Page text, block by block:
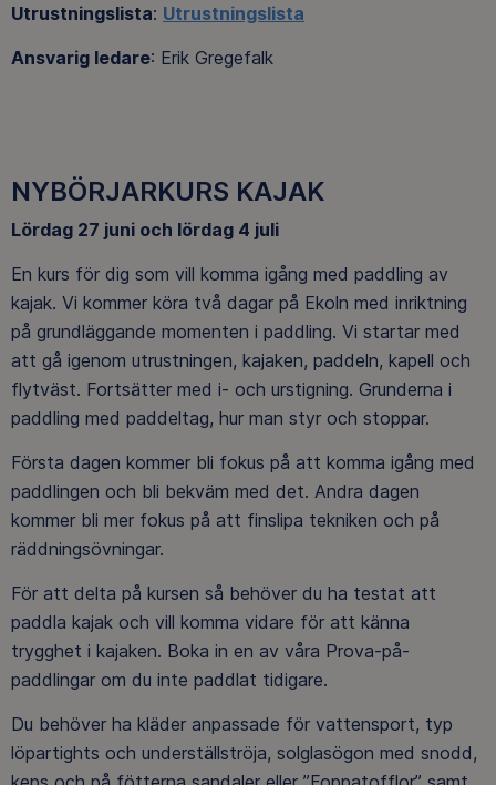
Utrustningslista: Utrustningslista
Ansvarig ledare: Erik Gregefalk
NYBÖRJARKURS KAJAK
Lördag 27 juni och lördag 4 juli
En kurs för dig som vill komma igång med paddling av
kajak. Vi kommer köra två dagar på Ekoln med inriktning
på grundläggande momenten i paddling. Vi startar med
att gå igenom utrustningen, kajaken, paddeln, kapell och
flytväst. Fortsätter med i- och urstigning. Grunderna i
paddling med paddeltag, hur man styr och stoppar.
Första dagen kommer bli fokus på att komma igång med
paddlingen och bli bekväm med det. Andra dagen
kommer bli mer fokus på att finslipa tekniken och på
räddningsövningar.
För att delta på kursen så behöver du ha testat att
paddla kajak och vill komma vidare för att känna
trygghet i kajaken. Boka in en av våra Prova-på-
paddlingar om du inte paddlat tidigare.
Du behöver ha kläder anpassade för vattensport, typ
löpartights och underställströja, solglasögon med snodd,